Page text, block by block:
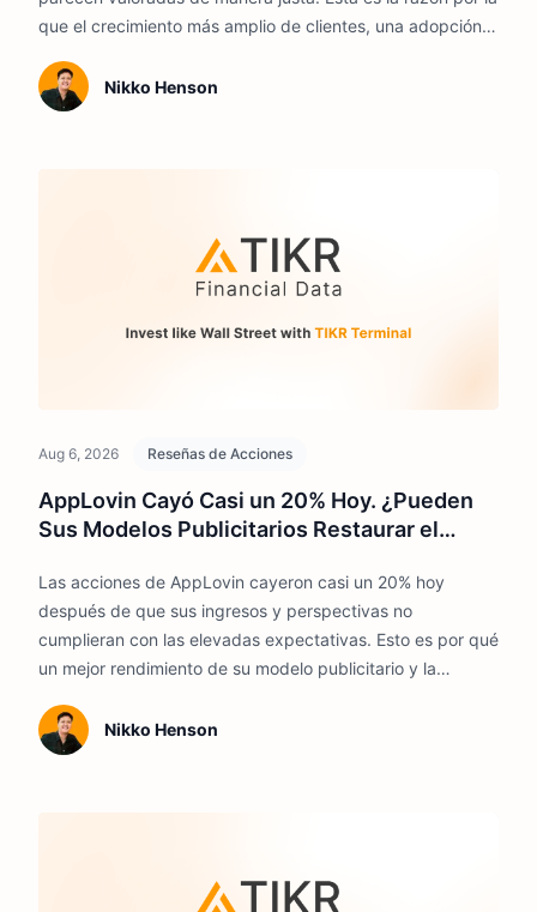
que el crecimiento más amplio de clientes, una adopción
de IA siguen siendo centrales para su perspectiva 2026.
Nikko Henson
Aug 6, 2026 Reseñas de Acciones
AppLovin Cayó Casi un 20% Hoy. ¿Pueden
Sus Modelos Publicitarios Restaurar el
Las acciones de AppLovin cayeron casi un 20% hoy
después de que sus ingresos y perspectivas no
cumplieran con las elevadas expectativas. Esto es por qué
un mejor rendimiento de su modelo publicitario y la
las acciones se recuperan.
Nikko Henson